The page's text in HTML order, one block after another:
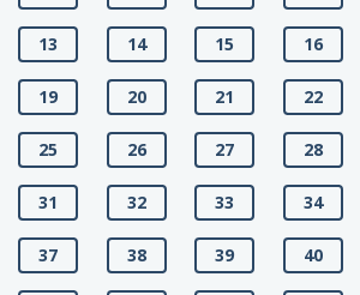
13 14 15 16
19 20 21 22
25 26 27 28
31 32 33 34
37 38 39 40